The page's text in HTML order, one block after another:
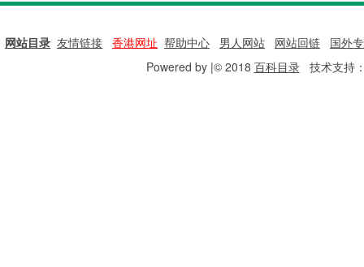
网站目录 友情链接 香港网址 帮助中心 男人网站 网站回链
国外
Powered by |© 2018 百科目录技术支持